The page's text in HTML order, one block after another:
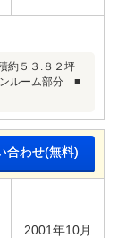
約５３.８２坪
ンルーム部分 ■
合わせ(無料)
2001年10月